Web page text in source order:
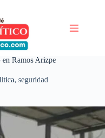
en Ramos Arizpe
, seguridad